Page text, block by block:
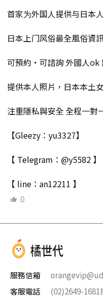
首家为外国人提供与日本
日本上门风俗最全風俗資
可預約・可諮詢 外國人ok
提供本人照片，日本本土
注重隱私與安全 全程一對
【Gleezy：yu3327】
【 Telegram：@y5582 】
【 line：an12211 】
0
服務信箱
客服電話
(02)2649-1681